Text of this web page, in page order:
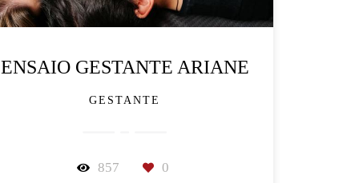
ENSAIO GESTANTE ARIANE
GESTANTE
857 0